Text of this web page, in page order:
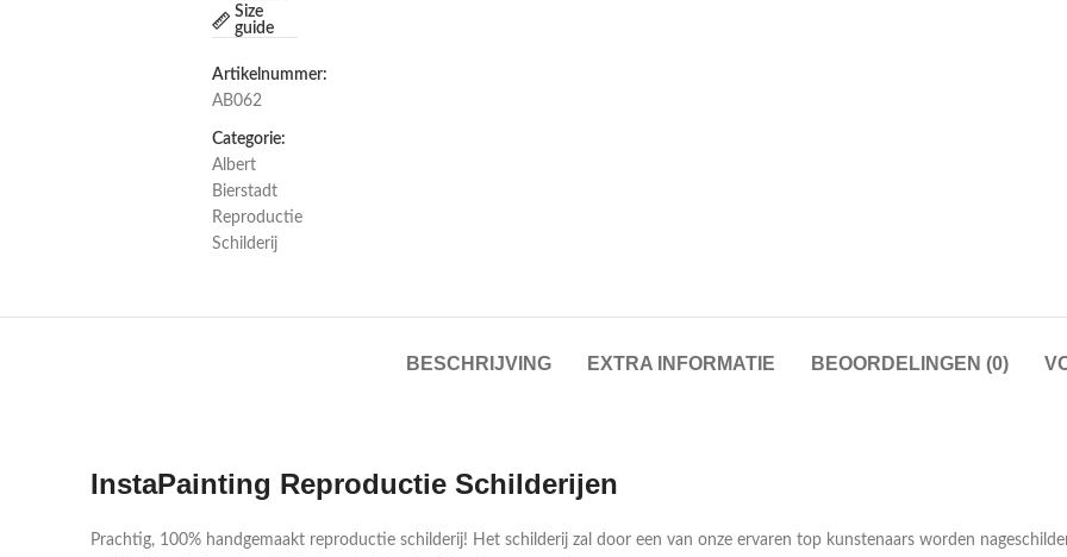
Size
guide
Artikelnummer:
AB062
Categorie:
Albert
Bierstadt
Reproductie
Schilderij
BESCHRIJVING EXTRA INFORMATIE BEOORDELINGEN (0)
InstaPainting Reproductie Schilderijen
Prachtig, 100% handgemaakt reproductie schilderij! Het schilderij zal door een van onze ervaren top kunstenaars worden